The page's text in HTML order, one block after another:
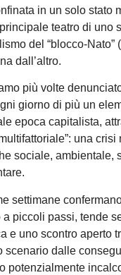
in un solo stato
teatro di uno
del “blocco-Nato”
dall’altro.
più volte
giorno di più un
epoca capitalista,
una crisi
sociale, ambientale,
settimane
a piccoli passi, tende
e uno scontro aperto
scenario dalle
potenzialmente